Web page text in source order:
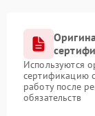
Используются
сертификацию
работу после
обязательств